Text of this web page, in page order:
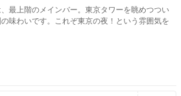
最上階のメインバー。東京タワーを眺めつつい
味わいです。これぞ東京の夜！という雰囲気を